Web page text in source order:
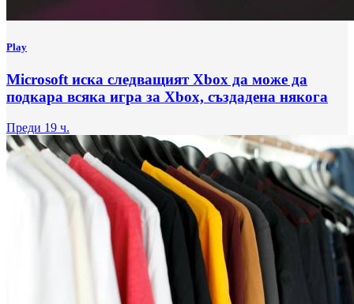
Play
Microsoft иска следващият Xbox да може да
подкара всяка игра за Xbox, създадена някога
Преди 19 ч.